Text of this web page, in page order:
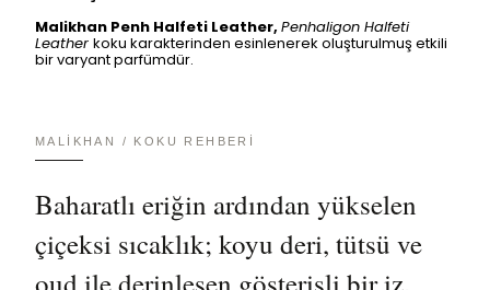
Malikhan Penh Halfeti Leather, Penhaligon Halfeti
Leather koku karakterinden esinlenerek oluşturulmuş etkili
bir varyant parfümdür.
MALIKHAN / KOKU REHBERI
Baharatlı eriğin ardından yükselen
çiçeksi sıcaklık; koyu deri, tütsü ve